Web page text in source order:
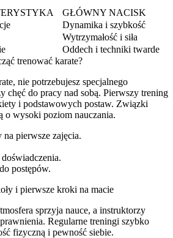
GŁÓWNY NACISK
Dynamika i szybkość
Wytrzymałość i siła
Oddech i techniki twarde
trenować karate?
nie potrzebujesz specjalnego
chęć do pracy nad sobą. Pierwszy trening
i podstawowych postaw. Związki
o wysoki poziom nauczania.
pierwsze zajęcia.
postępów.
i pierwsze kroki na macie
sprzyja nauce, a instruktorzy
Regularne treningi szybko
fizyczną i pewność siebie.